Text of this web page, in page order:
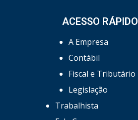
ACESSO RÁPIDO
A Empresa
Contábil
Fiscal e Tributário
Legislação
Trabalhista